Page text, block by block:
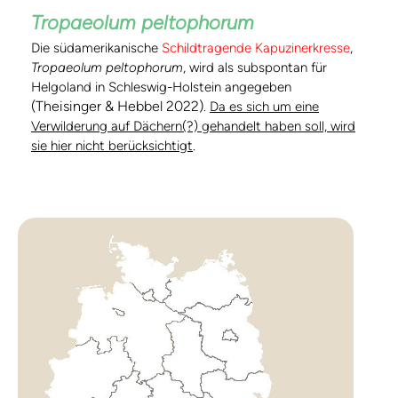
Tropaeolum peltophorum
Die südamerikanische Schildtragende Kapuzinerkresse,
Tropaeolum peltophorum, wird als subspontan für
Helgoland in Schleswig-Holstein angegeben
(Theisinger & Hebbel 2022). Da es sich um eine
Verwilderung auf Dächern(?) gehandelt haben soll, wird
sie hier nicht berücksichtigt.